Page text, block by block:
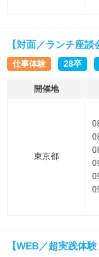
【対面／ランチ座
仕事体験 28卒
開催地
東京都
【WEB／超実践体